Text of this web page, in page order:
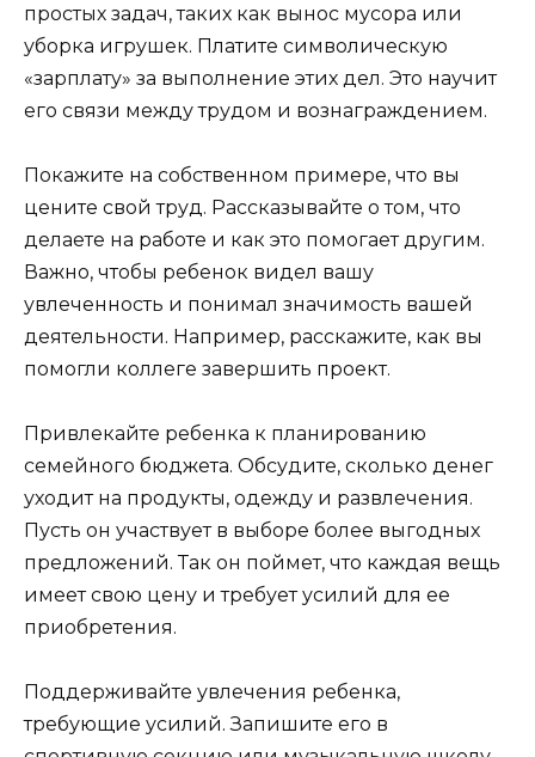
простых задач, таких как вынос мусора или
уборка игрушек. Платите символическую
«зарплату» за выполнение этих дел. Это научит
его связи между трудом и вознаграждением.
Покажите на собственном примере, что вы
цените свой труд. Рассказывайте о том, что
делаете на работе и как это помогает другим.
Важно, чтобы ребенок видел вашу
увлеченность и понимал значимость вашей
деятельности. Например, расскажите, как вы
помогли коллеге завершить проект.
Привлекайте ребенка к планированию
семейного бюджета. Обсудите, сколько денег
уходит на продукты, одежду и развлечения.
Пусть он участвует в выборе более выгодных
предложений. Так он поймет, что каждая вещь
имеет свою цену и требует усилий для ее
приобретения.
Поддерживайте увлечения ребенка,
требующие усилий. Запишите его в